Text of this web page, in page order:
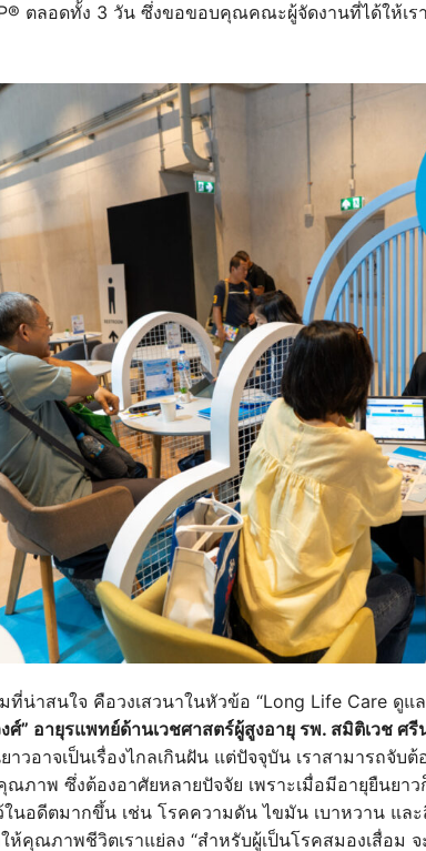
ตลอดทั้ง 3 วัน ซึ่งขอขอบคุณคณะผู้จัดงานที่ได้ให้เร
น่าสนใจ คือวงเสวนาในหัวข้อ “Long Life Care ดูแ
” อายุรแพทย์ด้านเวชศาสตร์ผู้สูงอายุ รพ. สมิติเวช ศ
วอาจเป็นเรื่องไกลเกินฝัน แต่ปัจจุบัน เราสามารถจับ
ภาพ ซึ่งต้องอาศัยหลายปัจจัย เพราะเมื่อมีอายุยืนยาว
ในอดีตมากขึ้น เช่น โรคความดัน ไขมัน เบาหวาน แล
ห้คุณภาพชีวิตเราแย่ลง “สำหรับผู้เป็นโรคสมองเสื่อม